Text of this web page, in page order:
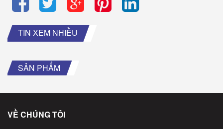
TIN XEM NHIỀU
SẢN PHẨM
VỀ CHÚNG TÔI